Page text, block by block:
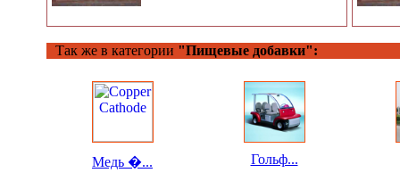
Так же в категории "Пищевые добавки":
Медь �... Гольф...